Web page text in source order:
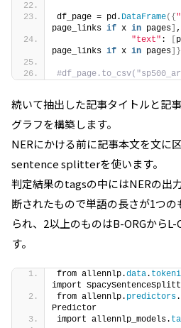
df_page = pd. DataFrame({
page_links if x in pages] ,
"text" : [
page_links if x in pages
続いて抽出した記事タイトルと記
グラフを構築します。
NERにかける前に記事本文を文に
sentence splitterを使います。
判定結果のtagsの中にはNERの出
断されたもので単語の長さが1つ
られ、2以上のものはB-ORGから
す。
from allennlp.data.
import
from allennlp. predictors.
Predictor
import allennlp_models.